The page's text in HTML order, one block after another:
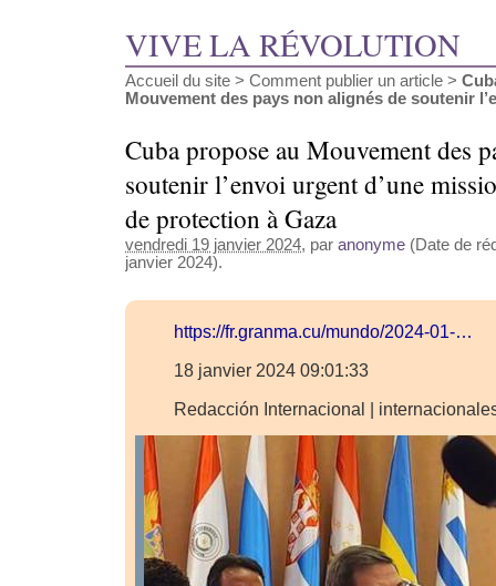
VIVE LA RÉVOLUTION
Accueil du site > Comment publier un article >
Mouvement des pays non alignés de soutenir
Cuba propose au Mouvement des
soutenir l’envoi urgent d’une
de protection à Gaza
vendredi 19 janvier 2024, par anonyme (Date de
janvier 2024).
https://fr.granma.cu/mundo/2024-01-…
18 janvier 2024 09:01:33
Redacción Internacional |